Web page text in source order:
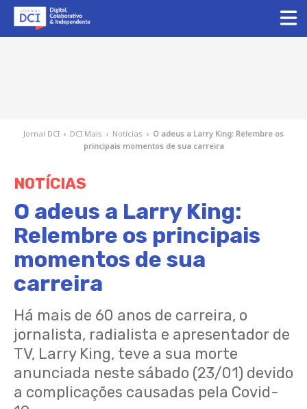
Jornal DCI › DCI Mais › Notícias › O adeus a Larry King: Relembre os
principais momentos de sua carreira
NOTÍCIAS
O adeus a Larry King:
Relembre os principais
momentos de sua
carreira
Há mais de 60 anos de carreira, o
jornalista, radialista e apresentador de
TV, Larry King, teve a sua morte
anunciada neste sábado (23/01) devido
a complicações causadas pela Covid-